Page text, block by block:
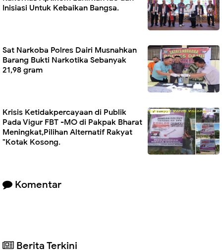
Inisiasi Untuk Kebaikan Bangsa.
Sat Narkoba Polres Dairi Musnahkan
Barang Bukti Narkotika Sebanyak
21,98 gram
Krisis Ketidakpercayaan di Publik
Pada Vigur FBT -MO di Pakpak Bharat
Meningkat,Pilihan Alternatif Rakyat
"Kotak Kosong.
Komentar
Berita Terkini